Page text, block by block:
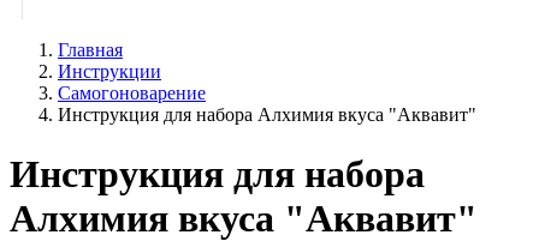
Главная
Инструкции
Самогоноварение
Инструкция для набора Алхимия вкуса "Аквавит"
Инструкция для набора
Алхимия вкуса "Аквавит"